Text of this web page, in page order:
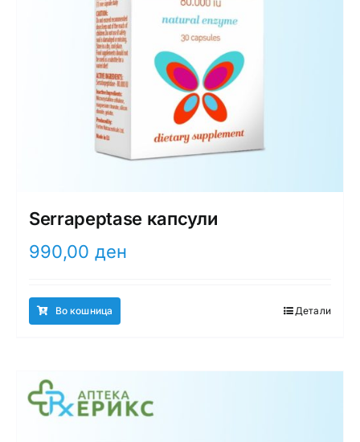
Медицински апрати
Нега на кожа
Serrapeptase капсули
990,00 ден
Во кошница Детали